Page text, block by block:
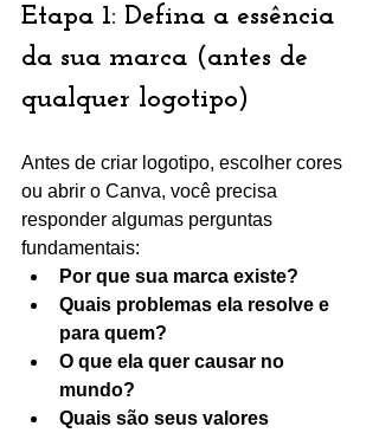
Etapa 1: Defina a essência
da sua marca (antes de
qualquer logotipo)
Antes de criar logotipo, escolher cores
ou abrir o Canva, você precisa
responder algumas perguntas
fundamentais:
Por que sua marca existe?
Quais problemas ela resolve e
para quem?
O que ela quer causar no
mundo?
Quais são seus valores